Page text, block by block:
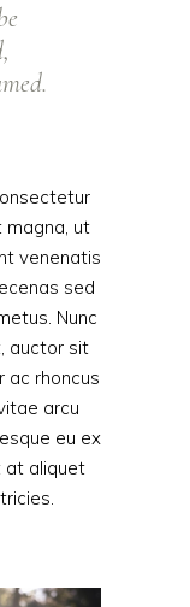
magna, ut
venenatis
sed
Nunc
auctor sit
ac rhoncus
arcu
eu ex
at aliquet